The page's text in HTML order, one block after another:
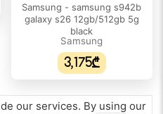
Samsung - samsung s942b
galaxy s26 12gb/512gb 5g
black
Samsung
3,175₾
our services. By using our